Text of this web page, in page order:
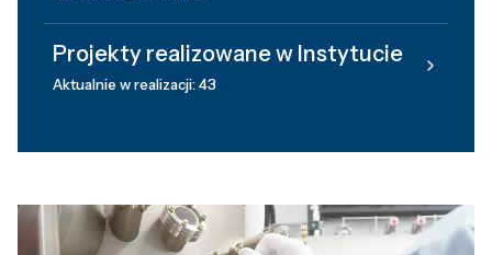
Projekty realizowane w Instytucie
Aktualnie w realizacji: 43